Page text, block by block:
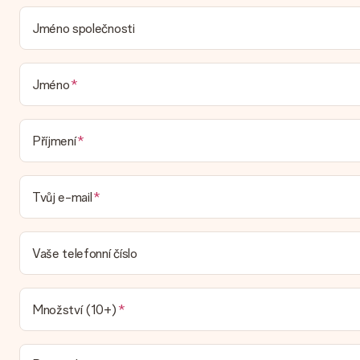
Dodací lhůtu naleznete na stránce produktu. Můžete věřit, že
Jaké možnosti doručení si mohu vybrat?
V současné době není možné zvolit možnost doručení. Dárek,
vaše objednávka? Kontaktujte prosím náš zákaznický servis.
Platba
Jak mohu zaplatit objednávku?
Nabízíme následující způsoby platby: iDeal, Paypal, kreditní
Co když ten dar není zcela podle mých představ?
Litujeme, že váš dar není podle vašich představ. Obraťte se
Je faktura odeslána spolu s objednávkou?
S objednávkou není odeslána žádná faktura. Fakturu obdržíte
opravdovým překvapením!
Jméno společnosti
Jméno
Příjmení
Tvůj e-mail
Vaše telefonní číslo
Množství (10+)